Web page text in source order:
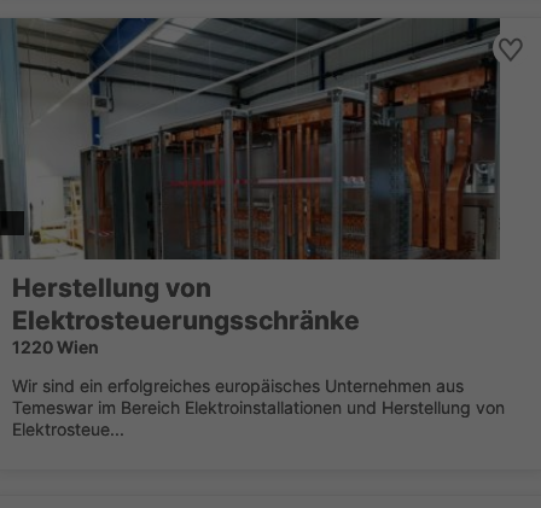
Herstellung von
Elektrosteuerungsschränke
1220 Wien
Wir sind ein erfolgreiches europäisches Unternehmen aus
Temeswar im Bereich Elektroinstallationen und Herstellung von
Elektrosteue...